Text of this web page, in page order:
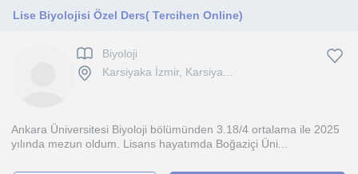
Lise Biyolojisi Özel Ders( Tercihen Online)
Biyoloji
Karsiyaka İzmir, Karsiya...
Ankara Üniversitesi Biyoloji bölümünden 3.18/4 ortalama ile 2025
yılında mezun oldum. Lisans hayatımda Boğaziçi Üni...